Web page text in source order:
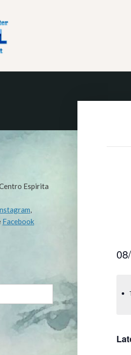
Espirita
,
Facebook